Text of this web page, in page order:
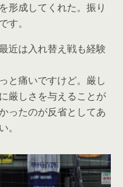
形成してくれた。振り
す。
は入れ替え戦も経験
と痛いですけど。厳し
厳しさを与えることが
ったのが反省としてあ
。